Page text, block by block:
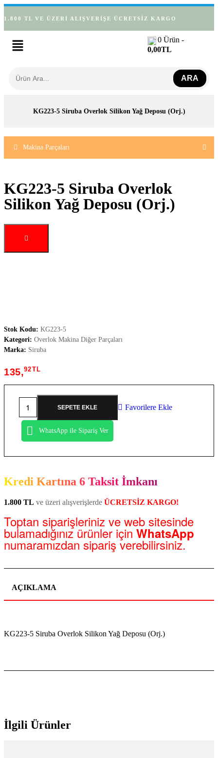
1.800 TL VE ÜZERİ ALIŞVERİŞE ÜCRETSİZ KARGO
0 Ürün -
0,00TL
ARA
KG223-5 Siruba Overlok Silikon Yağ Deposu (Orj.)
Makina Parçaları
KG223-5 Siruba Overlok
Silikon Yağ Deposu (Orj.)
Stok Kodu: KG223-5
Kategori: Overlok Makina Diğer Parçaları
Marka: Siruba
135,92TL
SEPETE EKLE Favorilere Ekle
WhatsApp ile Sipariş Ver
Kredi Kartına 6 Taksit İmkanı
1.800 TL ve üzeri alışverişlerde ÜCRETSİZ KARGO!
Toptan siparişleriniz ve web sitesinde
bulamadığınız ürünler için WhatsApp
numaramızdan sipariş verebilirsiniz.
AÇIKLAMA
KG223-5 Siruba Overlok Silikon Yağ Deposu (Orj.)
İlgili Ürünler